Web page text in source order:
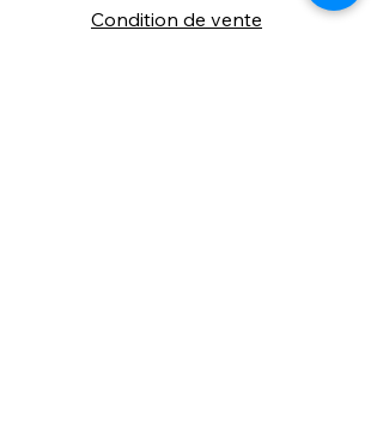
Condition de vente